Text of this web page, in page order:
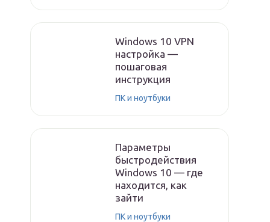
Windows 10 VPN
настройка —
пошаговая
инструкция
ПК и ноутбуки
Параметры
быстродействия
Windows 10 — где
находится, как
зайти
ПК и ноутбуки